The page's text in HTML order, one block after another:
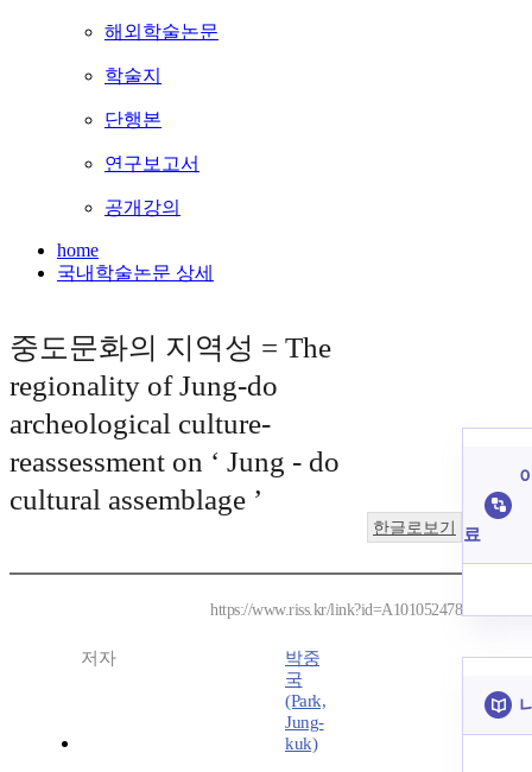
해외학술논문
학술지
단행본
연구보고서
공개강의
home
국내학술논문 상세
중도문화의 지역성 = The
regionality of Jung-do
archeological culture-
reassessment on ‘ Jung - do
cultural assemblage ’
한글로보기
https://www.riss.kr/link?id=A101052478
저자
박중
국
(Park,
Jung-
kuk)
료